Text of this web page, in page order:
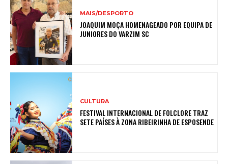
MAIS/DESPORTO
JOAQUIM MOÇA HOMENAGEADO POR EQUIPA DE
JUNIORES DO VARZIM SC
CULTURA
FESTIVAL INTERNACIONAL DE FOLCLORE TRAZ
SETE PAÍSES À ZONA RIBEIRINHA DE ESPOSENDE